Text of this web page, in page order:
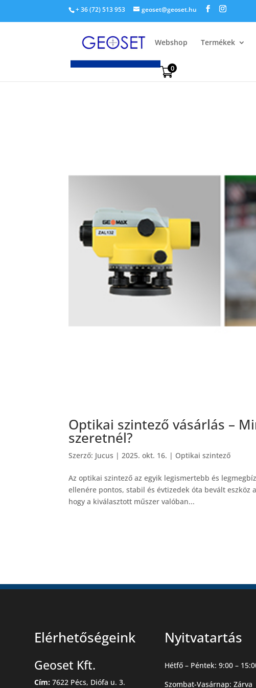
+ 36 (72) 513 953 geoset@geoset.hu
Webshop Termékek
0
Optikai szintező vásárlás –
szeretnél?
Szerző: Jucus | 2025. okt. 16. | Optikai szintező
Az optikai szintező az egyik legismertebb és
ellenére pontos, stabil és évtizedek óta bevált
hogy a kiválasztott műszer valóban...
Elérhetőségeink
Geoset Kft.
Cím: 7622 Pécs, Diófa u. 3.
Nyitvatartás
Hétfő – Péntek: 9:00 –
Szombat-Vasárnap: Zárva